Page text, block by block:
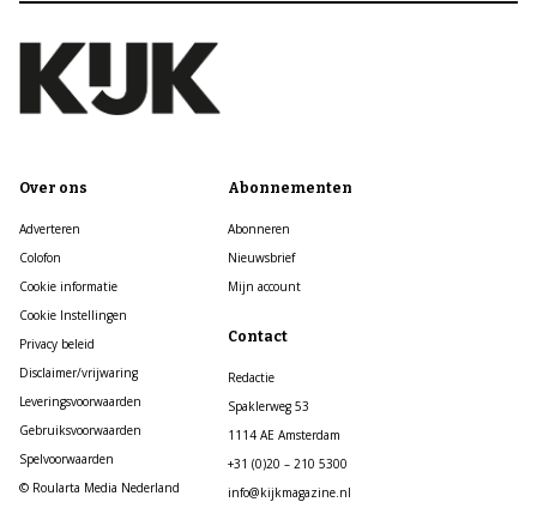
Over ons
Adverteren
Colofon
Cookie informatie
Cookie Instellingen
Privacy beleid
Disclaimer/vrijwaring
Leveringsvoorwaarden
Gebruiksvoorwaarden
Spelvoorwaarden
© Roularta Media Nederland
Abonnementen
Abonneren
Nieuwsbrief
Mijn account
Contact
Redactie
Spaklerweg 53
1114 AE Amsterdam
+31 (0)20 – 210 5300
info@kijkmagazine.nl